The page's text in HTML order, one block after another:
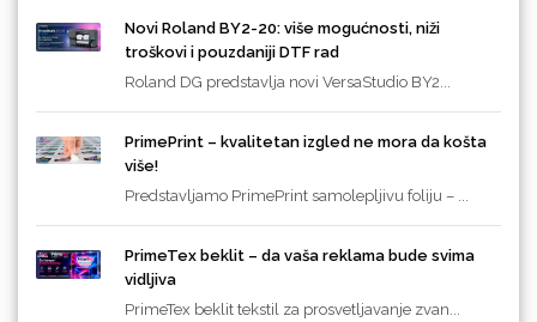
Novi Roland BY2-20: više mogućnosti, niži
troškovi i pouzdaniji DTF rad
Roland DG predstavlja novi VersaStudio BY2...
PrimePrint – kvalitetan izgled ne mora da košta
više!
Predstavljamo PrimePrint samolepljivu foliju – ...
PrimeTex beklit – da vaša reklama bude svima
vidljiva
PrimeTex beklit tekstil za prosvetljavanje zvan...